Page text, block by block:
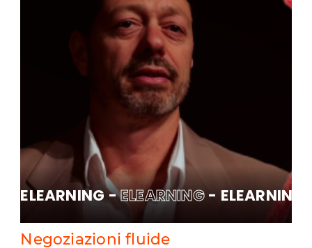
ELEARNING -ELEARNING- ELEARNING
Negoziazioni fluide